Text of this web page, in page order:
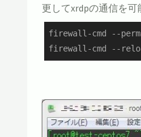
更してxrdpの通信を可
firewall-cmd --
firewall-cmd --